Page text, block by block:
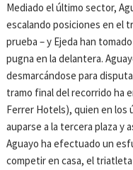
Mediado el último sector,
escalando posiciones en el
prueba – y Ejeda han
pugna en la delantera.
desmarcándose para
tramo final del recorrido ha
Ferrer Hotels), quien en los
auparse a la tercera plaza y
Aguayo ha efectuado un
competir en casa, el triatleta